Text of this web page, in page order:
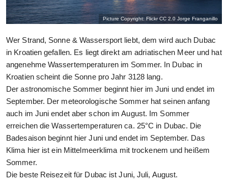
Picture Copyright: Flickr CC 2.0 Jorge Franganillo
Wer Strand, Sonne & Wassersport liebt, dem wird auch Dubac
in Kroatien gefallen. Es liegt direkt am adriatischen Meer und hat
angenehme Wassertemperaturen im Sommer. In Dubac in
Kroatien scheint die Sonne pro Jahr 3128 lang.
Der astronomische Sommer beginnt hier im Juni und endet im
September. Der meteorologische Sommer hat seinen anfang
auch im Juni endet aber schon im August. Im Sommer
erreichen die Wassertemperaturen ca. 25°C in Dubac. Die
Badesaison beginnt hier Juni und endet im September. Das
Klima hier ist ein Mittelmeerklima mit trockenem und heißem
Sommer.
Die beste Reisezeit für Dubac ist Juni, Juli, August.